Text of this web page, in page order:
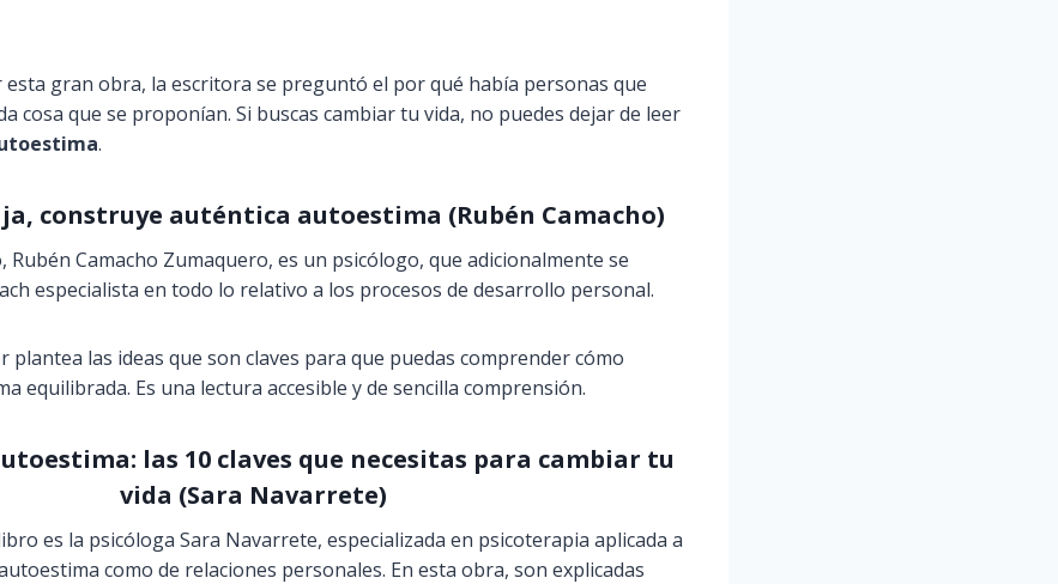
esta gran obra, la escritora se preguntó el por qué había personas que
cosa que se proponían. Si buscas cambiar tu vida, no puedes dejar de leer
.
construye auténtica autoestima (Rubén Camacho)
Rubén Camacho Zumaquero, es un psicólogo, que adicionalmente se
especialista en todo lo relativo a los procesos de desarrollo personal.
plantea las ideas que son claves para que puedas comprender cómo
equilibrada. Es una lectura accesible y de sencilla comprensión.
las 10 claves que necesitas para cambiar tu
vida (Sara Navarrete)
es la psicóloga Sara Navarrete, especializada en psicoterapia aplicada a
como de relaciones personales. En esta obra, son explicadas